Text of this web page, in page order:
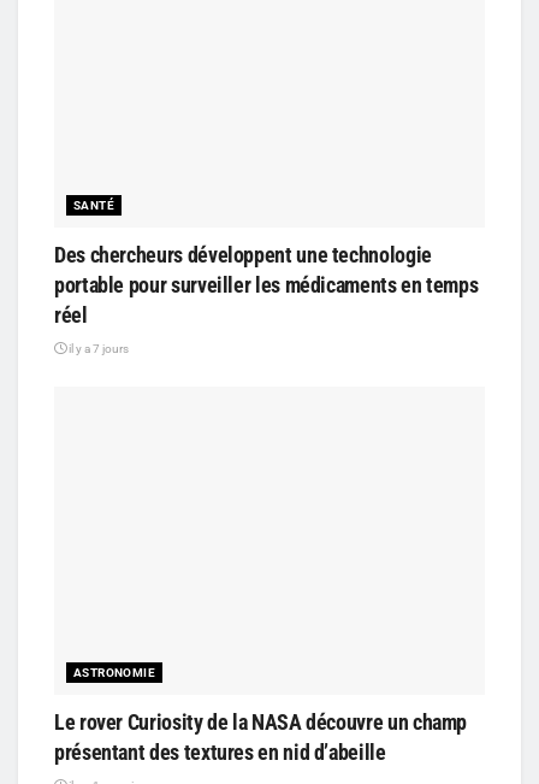
SANTÉ
Des chercheurs développent une technologie
portable pour surveiller les médicaments en temps
réel
il y a 7 jours
ASTRONOMIE
Le rover Curiosity de la NASA découvre un champ
présentant des textures en nid d’abeille